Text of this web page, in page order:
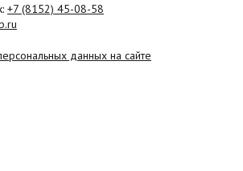
+7 (8152) 45-08-58
данных на сайте